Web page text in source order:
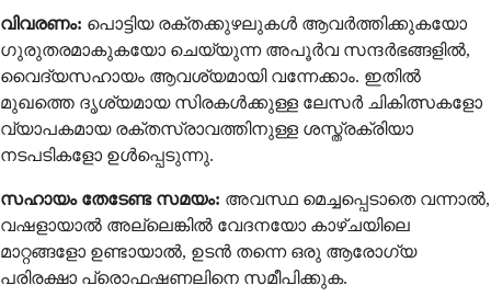
വിവരണം: പൊട്ടിയ രക്തക്കുഴലുകൾ ആവർത്തിക്കുകയോ
ഗുരുതരമാകുകയോ ചെയ്യുന്ന അപൂർവ സന്ദർഭങ്ങളിൽ,
വൈദ്യസഹായം ആവശ്യമായി വന്നേക്കാം. ഇതിൽ
മുഖത്തെ ദൃശ്യമായ സിരകൾക്കുള്ള ലേസർ ചികിത്സകളോ
വ്യാപകമായ രക്തസ്രാവത്തിനുള്ള ശസ്ത്രക്രിയാ
നടപടികളോ ഉൾപ്പെടുന്നു.
സഹായം തേടേണ്ട സമയം: അവസ്ഥ മെച്ചപ്പെടാതെ വന്നാൽ,
വഷളായാൽ അല്ലെങ്കിൽ വേദനയോ കാഴ്ചയിലെ
മാറ്റങ്ങളോ ഉണ്ടായാൽ, ഉടൻ തന്നെ ഒരു ആരോഗ്യ
പരിരക്ഷാ പ്രൊഫഷണലിനെ സമീപിക്കുക.